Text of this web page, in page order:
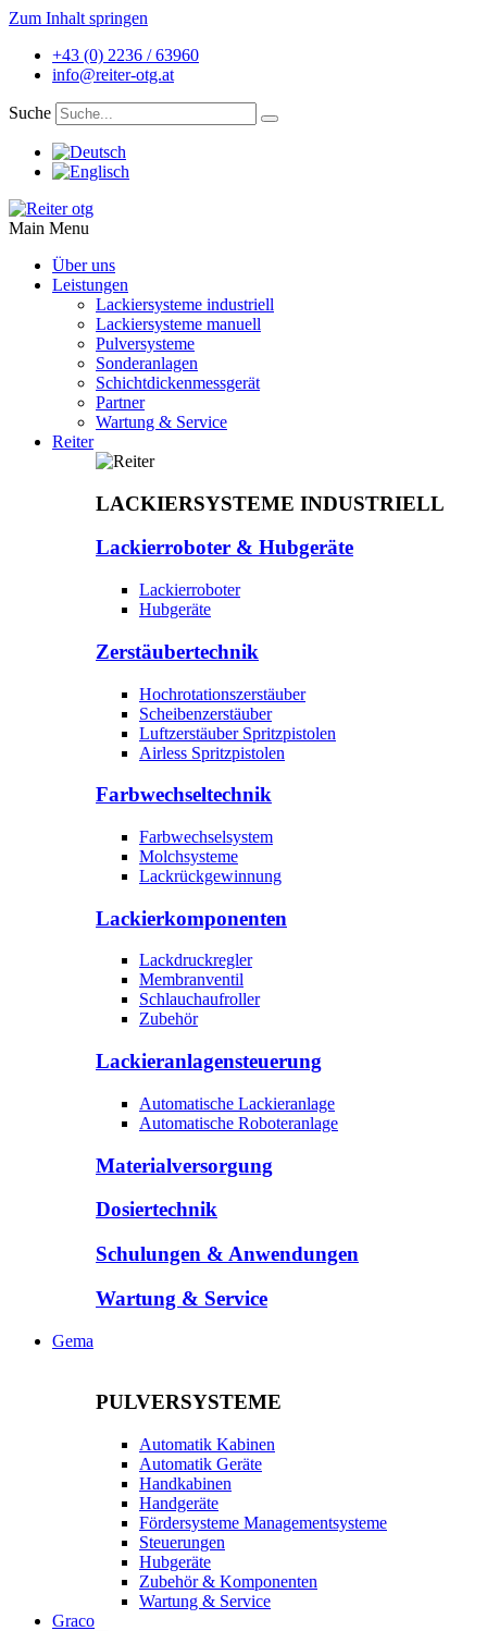
Zum Inhalt springen
+43 (0) 2236 / 63960
info@reiter-otg.at
Suche
Main Menu
Über uns
Leistungen
Lackiersysteme industriell
Lackiersysteme manuell
Pulversysteme
Sonderanlagen
Schichtdickenmessgerät
Partner
Wartung & Service
Reiter
LACKIERSYSTEME INDUSTRIELL
Lackierroboter & Hubgeräte
Lackierroboter
Hubgeräte
Zerstäubertechnik
Hochrotationszerstäuber
Scheibenzerstäuber
Luftzerstäuber Spritzpistolen
Airless Spritzpistolen
Farbwechseltechnik
Farbwechselsystem
Molchsysteme
Lackrückgewinnung
Lackierkomponenten
Lackdruckregler
Membranventil
Schlauchaufroller
Zubehör
Lackieranlagensteuerung
Automatische Lackieranlage
Automatische Roboteranlage
Materialversorgung
Dosiertechnik
Schulungen & Anwendungen
Wartung & Service
Gema
PULVERSYSTEME
Automatik Kabinen
Automatik Geräte
Handkabinen
Handgeräte
Fördersysteme Managementsysteme
Steuerungen
Hubgeräte
Zubehör & Komponenten
Wartung & Service
Graco